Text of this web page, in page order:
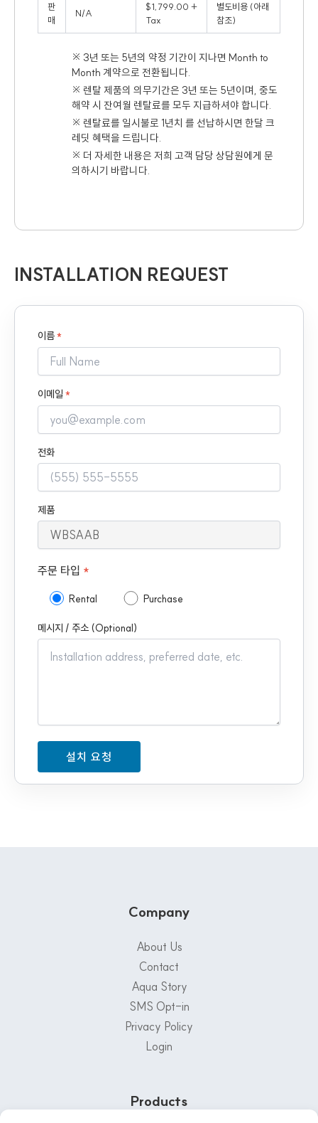
판
매
N/A
$1,799.00 +
Tax
별도비용 (아래
참조)
※ 3년 또는 5년의 약정 기간이 지나면 Month to
Month 계약으로 전환됩니다.
※ 렌탈 제품의 의무기간은 3년 또는 5년이며, 중도
해약 시 잔여월 렌탈료를 모두 지급하셔야 합니다.
※ 렌탈료를 일시불로 1년치 를 선납하시면 한달 크
레딧 혜택을 드립니다.
※ 더 자세한 내용은 저희 고객 담당 상담원에게 문
의하시기 바랍니다.
INSTALLATION REQUEST
이름*
이메일 *
전화
제품
주문 타입 *
Rental Purchase
메시지 / 주소 (Optional)
Company
About Us
Contact
Aqua Story
SMS Opt-in
Privacy Policy
Login
Products